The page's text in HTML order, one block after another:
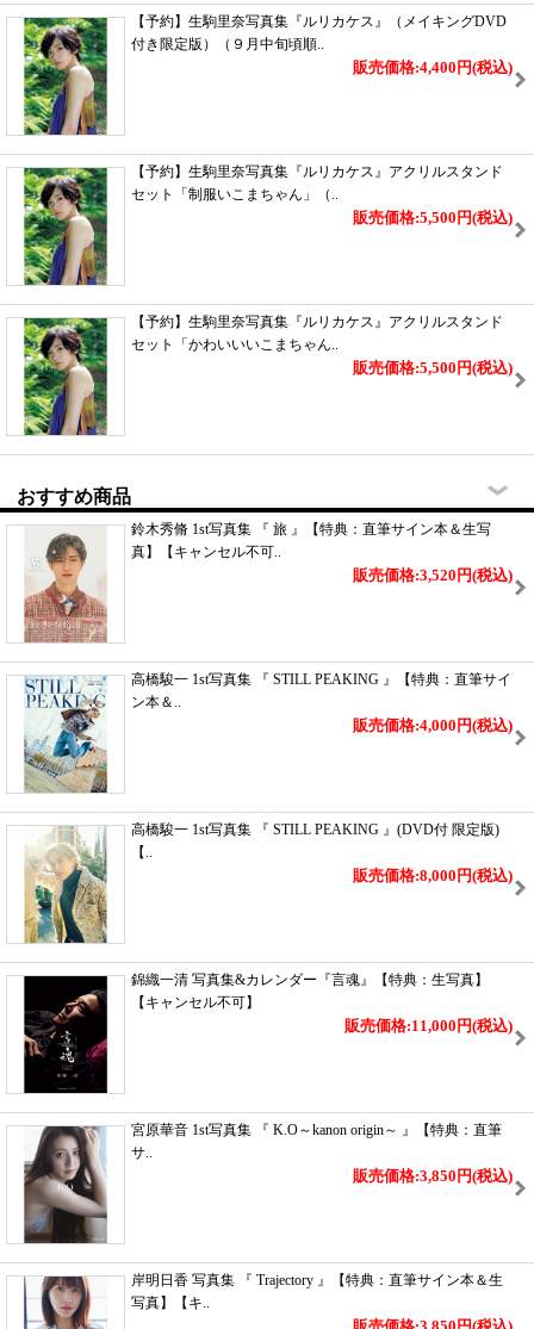
【予約】生駒里奈写真集『ルリカケス』（メイキングDVD
付き限定版）（９月中旬頃順..
販売価格:4,400円(税込)
【予約】生駒里奈写真集『ルリカケス』アクリルスタンド
セット「制服いこまちゃん」（..
販売価格:5,500円(税込)
【予約】生駒里奈写真集『ルリカケス』アクリルスタンド
セット「かわいいいこまちゃん..
販売価格:5,500円(税込)
おすすめ商品
鈴木秀脩 1st写真集 『 旅 』【特典：直筆サイン本＆生写
真】【キャンセル不可..
販売価格:3,520円(税込)
高橋駿一 1st写真集 『 STILL PEAKING 』【特典：直筆サイ
ン本＆..
販売価格:4,000円(税込)
高橋駿一 1st写真集 『 STILL PEAKING 』(DVD付 限定版)
【..
販売価格:8,000円(税込)
錦織一清 写真集&カレンダー『言魂』【特典：生写真】
【キャンセル不可】
販売価格:11,000円(税込)
宮原華音 1st写真集 『 K.O～kanon origin～ 』【特典：直筆
サ..
販売価格:3,850円(税込)
岸明日香 写真集 『 Trajectory 』【特典：直筆サイン本＆生
写真】【キ..